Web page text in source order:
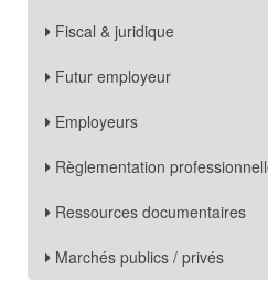
Fiscal & juridique
Futur employeur
Employeurs
Règlementation
Ressources documentaires
Marchés publics / privés